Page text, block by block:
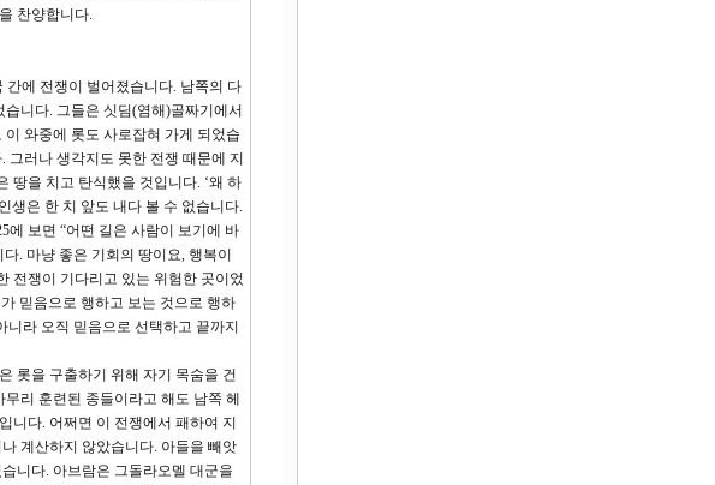
찬양합니다.
간에 전쟁이 벌어졌습니다. 남쪽의 다
니다. 그들은 싯딤(염해)골짜기에서
와중에 롯도 사로잡혀 가게 되었습
러나 생각지도 못한 전쟁 때문에 지
땅을 치고 탄식했을 것입니다. ‘왜 하
생은 한 치 앞도 내다 볼 수 없습니다.
에 보면 “어떤 길은 사람이 보기에 바
. 마냥 좋은 기회의 땅이요, 행복이
전쟁이 기다리고 있는 위험한 곳이었
믿음으로 행하고 보는 것으로 행하
라 오직 믿음으로 선택하고 끝까지
롯을 구출하기 위해 자기 목숨을 건
리 훈련된 종들이라고 해도 남쪽 헤
니다. 어쩌면 이 전쟁에서 패하여 지
계산하지 않았습니다. 아들을 빼앗
니다. 아브람은 그돌라오멜 대군을